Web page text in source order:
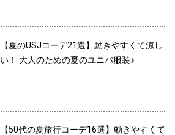
【夏のUSJコーデ21選】動きやすくて涼し
い！ 大人のための夏のユニバ服装♪
【50代の夏旅行コーデ16選】動きやすくて